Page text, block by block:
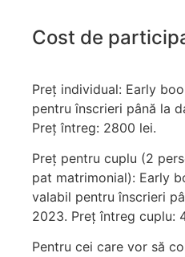
Cost de
Preț individual: Early
pentru înscrieri până la
Preț întreg: 2800 lei.
Preț pentru cuplu (2
pat matrimonial): Early
valabil pentru înscrieri
2023. Preț întreg cuplu:
Pentru cei care vor să